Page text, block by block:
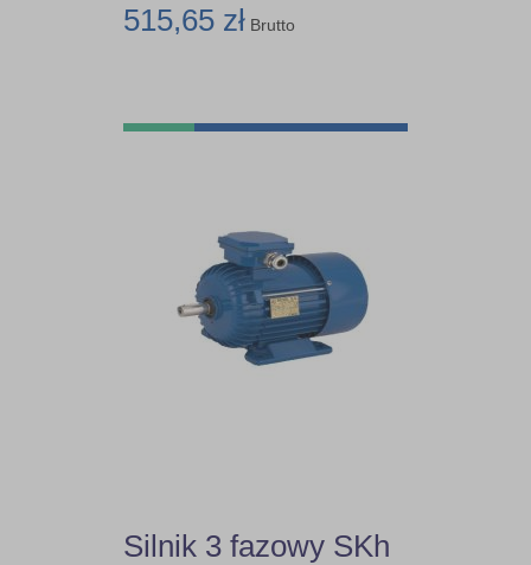
515,65 zł Brutto
Silnik 3 fazowy SKh